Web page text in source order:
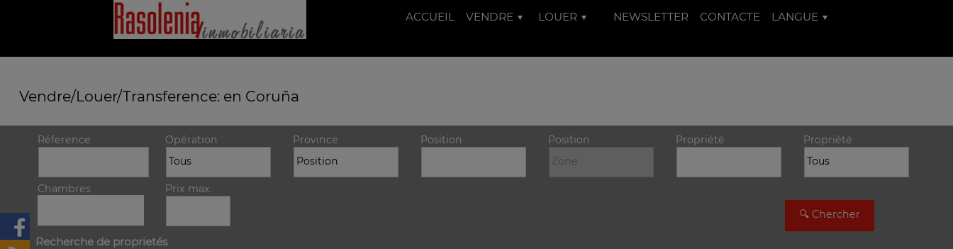
ACCUEIL VENDRE LOUER NEWSLETTER CONTACTE LANGUE
Vendre/Louer/Transference: en Coruña
Réference Opération Province Position Position Propriété Propriété
Chambres Prix max.
Recherche de proprietés